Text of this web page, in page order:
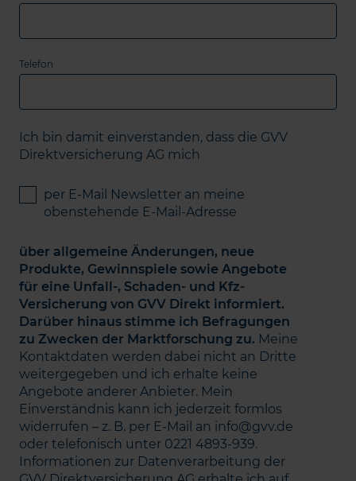
Telefon
Ich bin damit einverstanden, dass die GVV
Direktversicherung AG mich
per E-Mail Newsletter an meine
obenstehende E-Mail-Adresse
über allgemeine Änderungen, neue
Produkte, Gewinnspiele sowie Angebote
für eine Unfall-, Schaden- und Kfz-
Versicherung von GVV Direkt informiert.
Darüber hinaus stimme ich Befragungen
zu Zwecken der Marktforschung zu. Meine
Kontaktdaten werden dabei nicht an Dritte
weitergegeben und ich erhalte keine
Angebote anderer Anbieter. Mein
Einverständnis kann ich jederzeit formlos
widerrufen – z. B. per E-Mail an info@gvv.de
oder telefonisch unter 0221 4893-939.
Informationen zur Datenverarbeitung der